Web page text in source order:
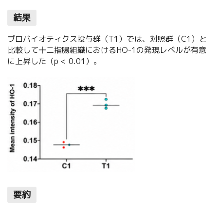
結果
プロバイオティクス投与群（T1）では、対照群（C1）と
比較して十二指腸組織におけるHO-1の発現レベルが有意
に上昇した（p < 0.01）。
要約